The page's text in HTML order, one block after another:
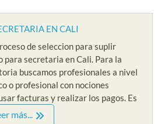
EN CALI
de seleccion para suplir
para secretaria en Cali. Para la
buscamos profesionales a nivel
o profesional con nociones
facturas y realizar los pagos. Es
más...